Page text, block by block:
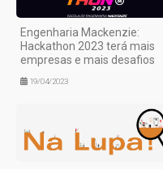
Engenharia Mackenzie:
Hackathon 2023 terá mais
empresas e mais desafios
19/04/2023